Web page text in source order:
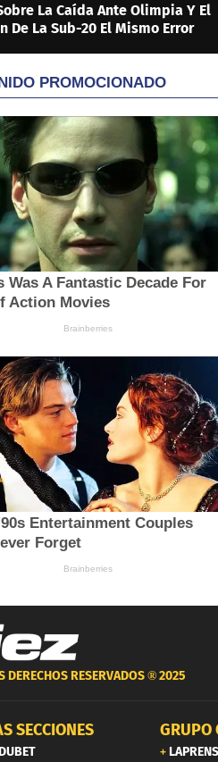
La Caída Ante Olimpia Y El
De La Sub-20 El Mismo Error
DERECHOS RESERVADOS ®2025
SECCIONES GRUPO